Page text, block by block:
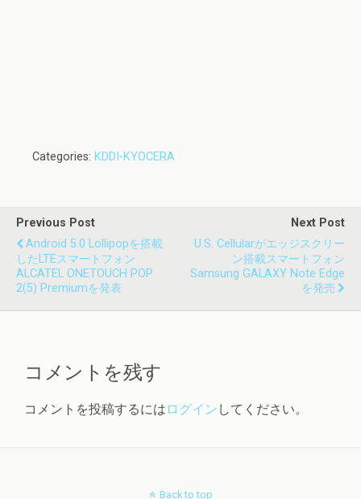
Categories: KDDI-KYOCERA
Previous Post
Android 5.0 Lollipopを搭載
したLTEスマートフォン
ALCATEL ONETOUCH POP
2(5) Premiumを発表
Next Post
U.S. Cellularがエッジスクリー
ン搭載スマートフォン
Samsung GALAXY Note Edge
を発売
コメントを残す
コメントを投稿するには ログイン してください。
Back to top